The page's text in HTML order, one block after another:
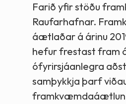
Farið yfir stöðu
Raufarhafnar.
áætlaðar á árinu
hefur frestast fram
ófyrirsjáanlegra
samþykkja þarf
framkvæmdaáætlun